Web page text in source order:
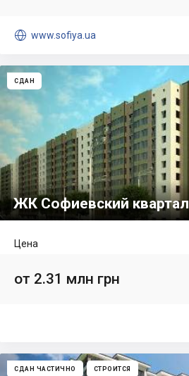
 www.sofiya.ua
СДАН
ЖК Софиевский квартал
Цена
от 2.31 млн грн
СДАН ЧАСТИЧНО СТРОИТСЯ